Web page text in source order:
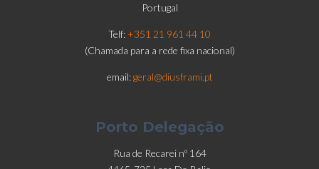
Portugal
Telf: +351 21 961 44 10
(Chamada para a rede fixa nacional)
email:geral@diusframi.pt
Porto Delegação
Rua de Recarei nº 164